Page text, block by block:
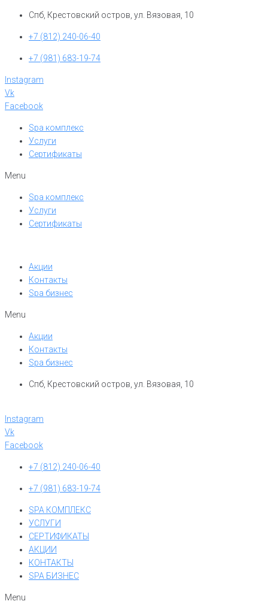
Перейти
контенту
Спб, Крестовский остров, ул. Вязовая, 10
+7 (812) 240-06-40
+7 (981) 683-19-74
Instagram
Vk
Facebook
Spa комплекс
Услуги
Сертификаты
Menu
Spa комплекс
Услуги
Сертификаты
Акции
Контакты
Spa бизнес
Menu
Акции
Контакты
Spa бизнес
Спб, Крестовский остров, ул. Вязовая, 10
Instagram
Vk
Facebook
+7 (812) 240-06-40
+7 (981) 683-19-74
SPA КОМПЛЕКС
УСЛУГИ
СЕРТИФИКАТЫ
АКЦИИ
КОНТАКТЫ
SPA БИЗНЕС
Menu